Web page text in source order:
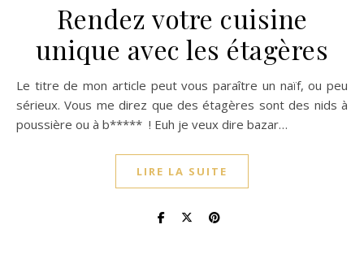
Rendez votre cuisine
unique avec les étagères
Le titre de mon article peut vous paraître un naïf, ou peu
sérieux. Vous me direz que des étagères sont des nids à
poussière ou à b***** ! Euh je veux dire bazar…
LIRE LA SUITE